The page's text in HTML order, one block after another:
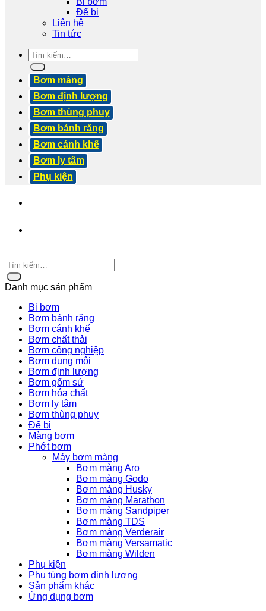
Đế bi
Liên hệ
Tin tức
Tìm
kiếm:
Bơm màng
Bơm định lượng
Bơm thùng phuy
Bơm bánh răng
Bơm cánh khế
Bơm ly tâm
Phụ kiện
Danh mục sản phẩm
Bi bơm
Bơm bánh răng
Bơm cánh khế
Bơm chất thải
Bơm công nghiệp
Bơm dung môi
Bơm định lượng
Bơm gốm sứ
Bơm hóa chất
Bơm ly tâm
Bơm thùng phuy
Đế bi
Màng bơm
Phớt bơm
Máy bơm màng
Bơm màng Aro
Bơm màng Godo
Bơm màng Husky
Bơm màng Marathon
Bơm màng Sandpiper
Bơm màng TDS
Bơm màng Verderair
Bơm màng Versamatic
Bơm màng Wilden
Phụ kiện
Phụ tùng bơm định lượng
Sản phẩm khác
Ứng dụng bơm